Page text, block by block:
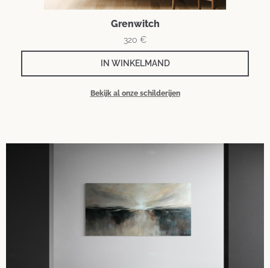
Grenwitch
320 €
IN WINKELMAND
Bekijk al onze schilderijen